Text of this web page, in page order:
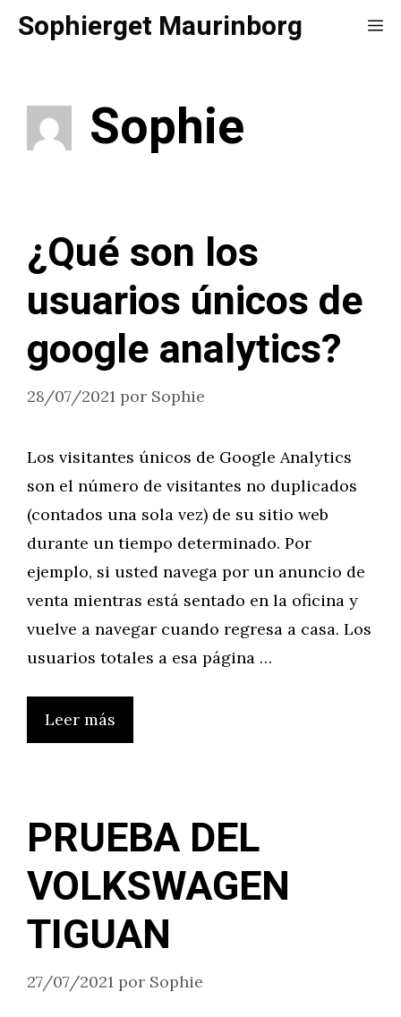
SaltarSophierget Maurinborg
Sophie
¿Qué son los
usuarios únicos de
google analytics?
28/07/2021 por Sophie
Los visitantes únicos de Google Analytics
son el número de visitantes no duplicados
(contados una sola vez) de su sitio web
durante un tiempo determinado. Por
ejemplo, si usted navega por un anuncio de
venta mientras está sentado en la oficina y
vuelve a navegar cuando regresa a casa. Los
usuarios totales a esa página …
Leer más
PRUEBA DEL
VOLKSWAGEN
TIGUAN
27/07/2021 por Sophie